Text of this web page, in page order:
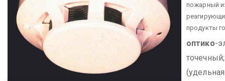
пожарный
продукты
оптико-
точечный;